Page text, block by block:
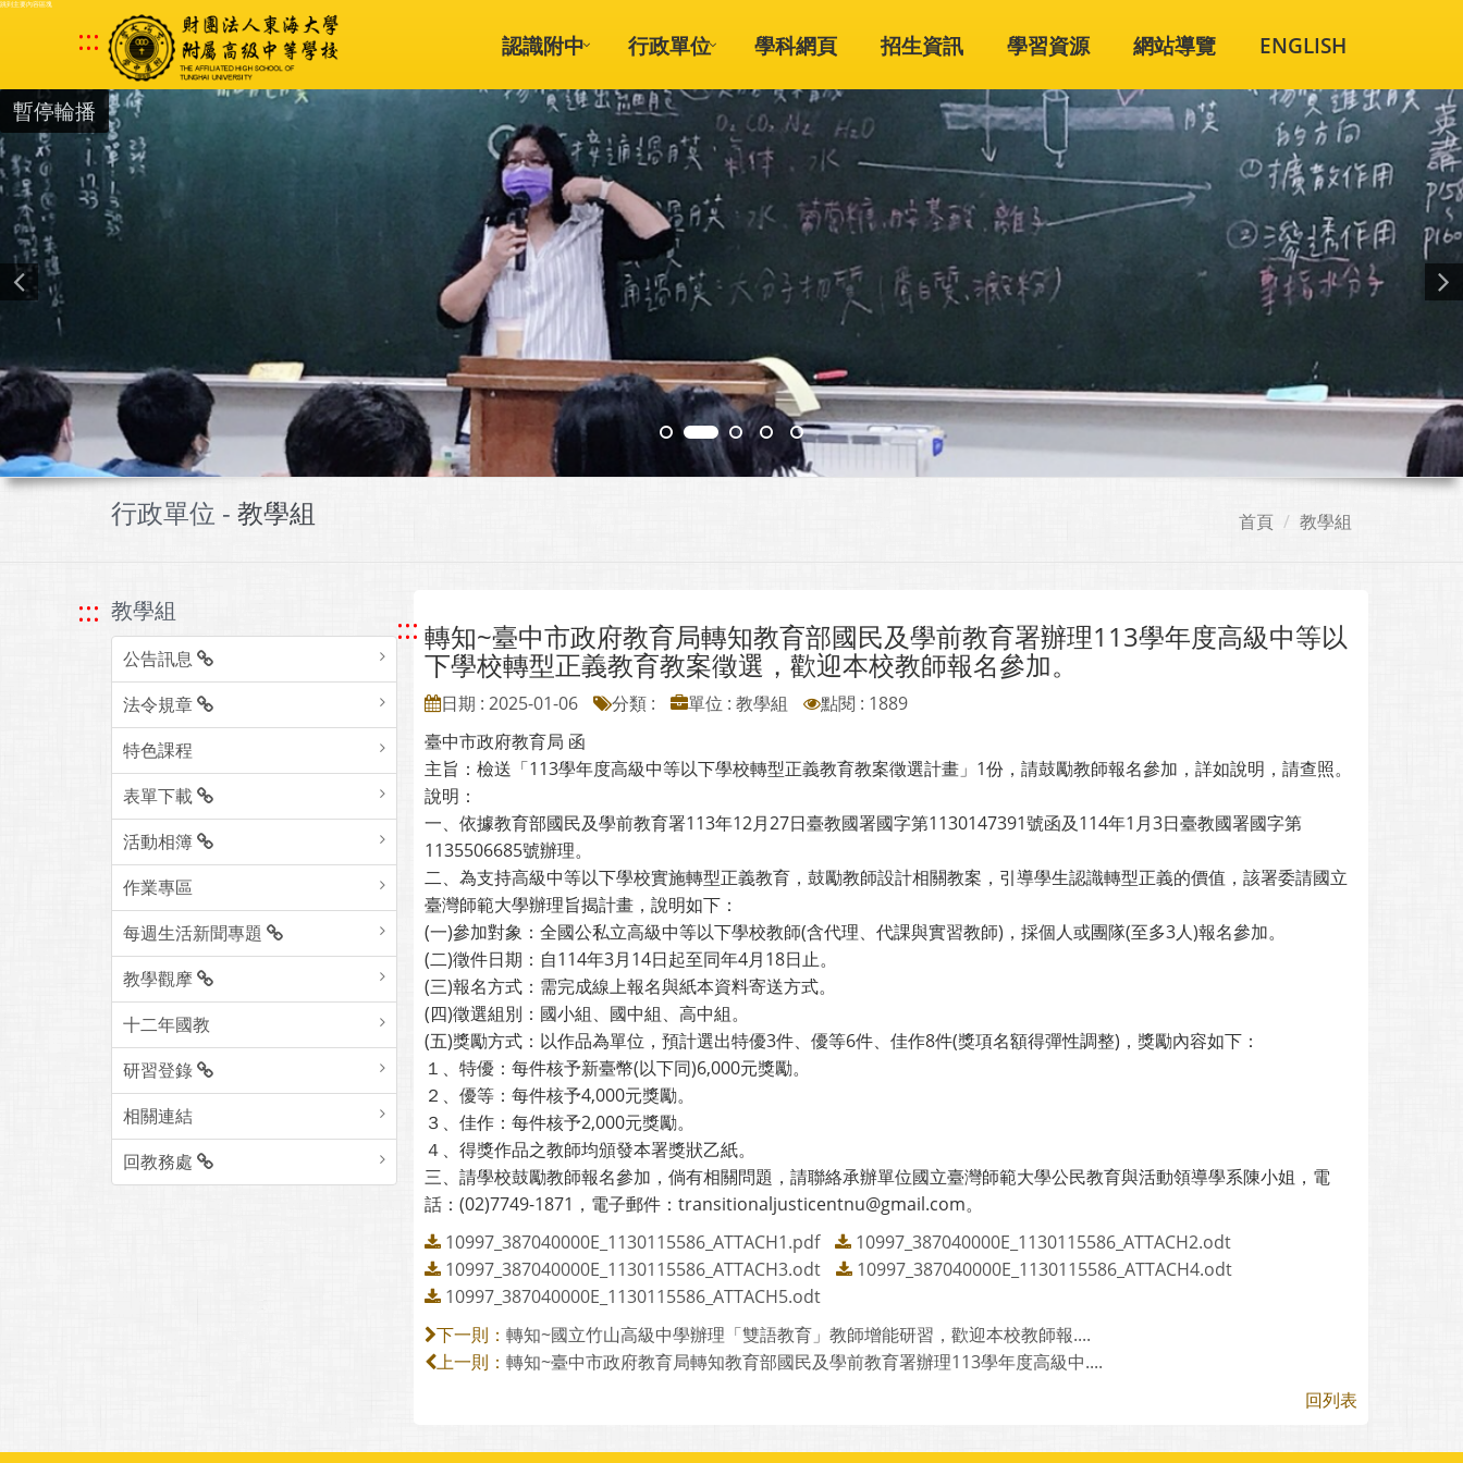
跳到主要內容區塊
::: 認識附中 行政單位 學科網頁 招生資訊 學習資源 網站導覽 ENGLISH
暫停輪播
行政單位 - 教學組 首頁 教學組
::: 教學組
公告訊息
法令規章
特色課程
表單下載
活動相簿
作業專區
每週生活新聞專題
教學觀摩
十二年國教
研習登錄
相關連結
回教務處
::: 轉知~臺中市政府教育局轉知教育部國民及學前教育署辦理113學年度高級中等以
下學校轉型正義教育教案徵選，歡迎本校教師報名參加。
日期 : 2025-01-06 分類 : 單位 : 教學組
點閱 : 1889
臺中市政府教育局 函
主旨：檢送「113學年度高級中等以下學校轉型正義教育教案徵選計畫」1份，請鼓勵教師報名參加，詳如說明，請查照。
說明：
一、依據教育部國民及學前教育署113年12月27日臺教國署國字第1130147391號函及114年1月3日臺教國署國字第
1135506685號辦理。
二、為支持高級中等以下學校實施轉型正義教育，鼓勵教師設計相關教案，引導學生認識轉型正義的價值，該署委請國立
臺灣師範大學辦理旨揭計畫，說明如下：
(一)參加對象：全國公私立高級中等以下學校教師(含代理、代課與實習教師)，採個人或團隊(至多3人)報名參加。
(二)徵件日期：自114年3月14日起至同年4月18日止。
(三)報名方式：需完成線上報名與紙本資料寄送方式。
(四)徵選組別：國小組、國中組、高中組。
(五)獎勵方式：以作品為單位，預計選出特優3件、優等6件、佳作8件(獎項名額得彈性調整)，獎勵內容如下：
１、特優：每件核予新臺幣(以下同)6,000元獎勵。
２、優等：每件核予4,000元獎勵。
３、佳作：每件核予2,000元獎勵。
４、得獎作品之教師均頒發本署獎狀乙紙。
三、請學校鼓勵教師報名參加，倘有相關問題，請聯絡承辦單位國立臺灣師範大學公民教育與活動領導學系陳小姐，電
話：(02)7749-1871，電子郵件：transitionaljusticentnu@gmail.com。
10997_387040000E_1130115586_ATTACH1.pdf
10997_387040000E_1130115586_ATTACH2.odt
10997_387040000E_1130115586_ATTACH3.odt
10997_387040000E_1130115586_ATTACH4.odt
10997_387040000E_1130115586_ATTACH5.odt
下一則： 轉知~國立竹山高級中學辦理「雙語教育」教師增能研習，歡迎本校教師報....
上一則： 轉知~臺中市政府教育局轉知教育部國民及學前教育署辦理113學年度高級中....
回列表